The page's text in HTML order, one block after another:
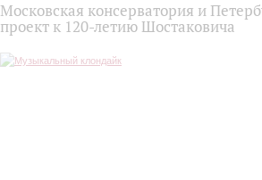
Московская консерватория и
проект к 120-летию Шостаковича